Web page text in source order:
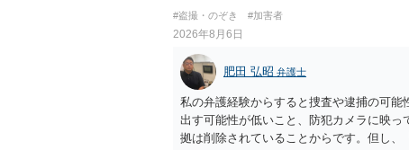
#盗撮・のぞき #加害者
2026年8月6日
肥田 弘昭 弁護士
私の弁護経験からすると捜査や逮捕の可
出す可能性が低いこと、防犯カメラに映
拠は削除されていることからです。但し